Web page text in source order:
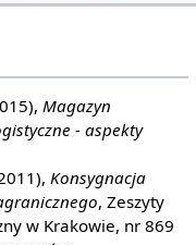
Magazyn
- aspekty
Konsygnacja
, Zeszyty
w Krakowie, nr 869